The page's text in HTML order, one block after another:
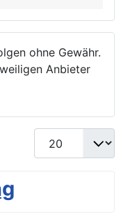
ohne Gewähr.
Anbieter
Anzeige #